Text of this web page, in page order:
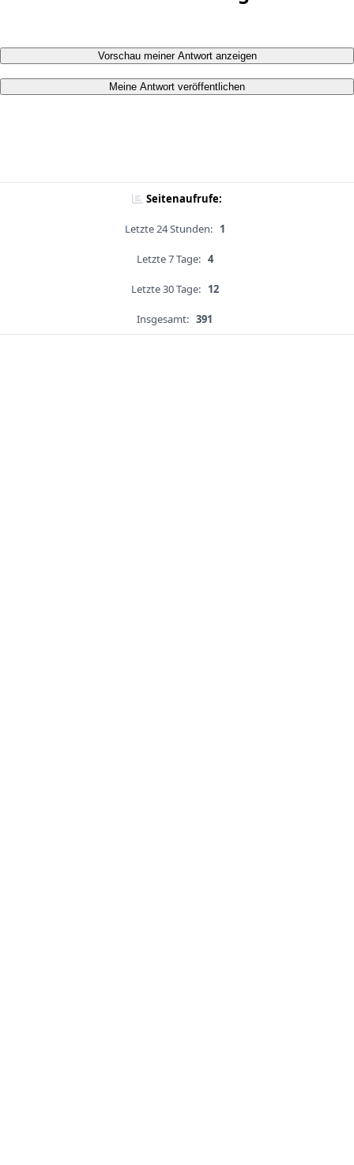
Vorschau meiner Antwort anzeigen
Meine Antwort veröffentlichen
Seitenaufrufe:
Letzte 24 Stunden: 1
Letzte 7 Tage: 4
Letzte 30 Tage: 12
Insgesamt: 391